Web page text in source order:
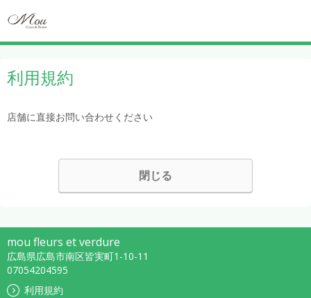
利用規約
店舗に直接お問い合わせください
閉じる
mou fleurs et verdure
広島県広島市南区皆実町1-10-11
07054204595
利用規約